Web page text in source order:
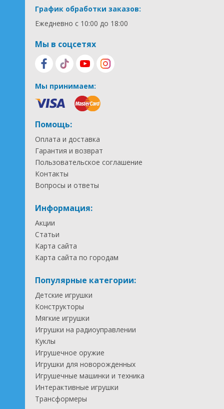
График обработки заказов:
Ежедневно с 10:00 до 18:00
Мы в соцсетях
Мы принимаем:
Помощь:
Оплата и доставка
Гарантия и возврат
Пользовательское соглашение
Контакты
Вопросы и ответы
Информация:
Акции
Статьи
Карта сайта
Карта сайта по городам
Популярные категории:
Детские игрушки
Конструкторы
Мягкие игрушки
Игрушки на радиоуправлении
Куклы
Игрушечное оружие
Игрушки для новорожденных
Игрушечные машинки и техника
Интерактивные игрушки
Трансформеры